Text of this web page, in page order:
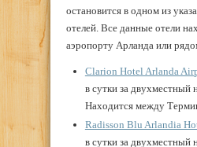
остановится в одном из
отелей. Все данные отели
аэропорту Арланда или
Clarion Hotel Arlanda
в сутки за двухместный
Находится между
Radisson Blu Arlandia
в сутки за двухместный